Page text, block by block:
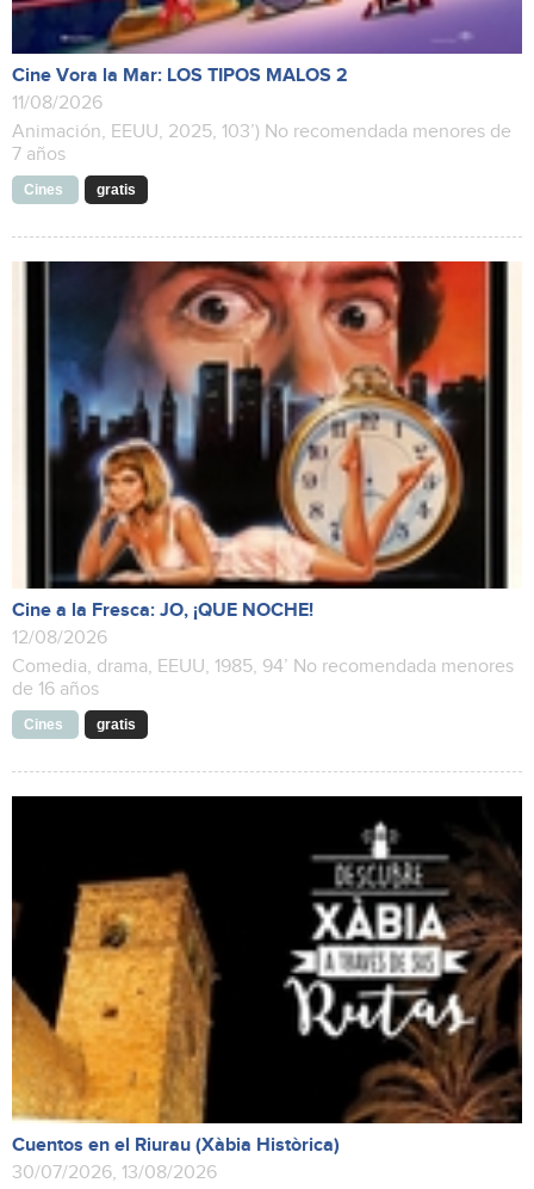
Cine Vora la Mar: LOS TIPOS MALOS 2
11/08/2026
Animación, EEUU, 2025, 103’) No recomendada menores de
7 años
Cines gratis
Cine a la Fresca: JO, ¡QUE NOCHE!
12/08/2026
Comedia, drama, EEUU, 1985, 94’ No recomendada menores
de 16 años
Cines gratis
Cuentos en el Riurau (Xàbia Històrica)
30/07/2026, 13/08/2026